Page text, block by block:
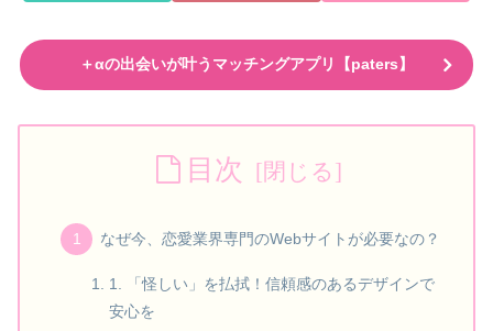
＋αの出会いが叶うマッチングアプリ【paters】
目次
なぜ今、恋愛業界専門のWebサイトが必要なの？
1. 「怪しい」を払拭！信頼感のあるデザインで
安心を